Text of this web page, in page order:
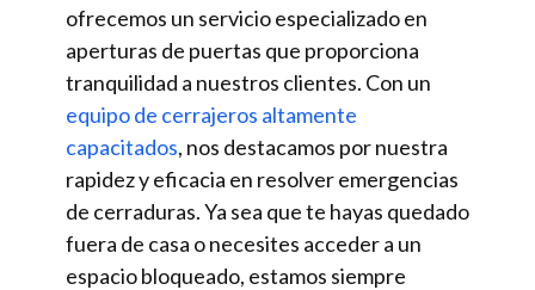
ofrecemos un servicio especializado en
aperturas de puertas que proporciona
tranquilidad a nuestros clientes. Con un
equipo de cerrajeros altamente
capacitados, nos destacamos por nuestra
rapidez y eficacia en resolver emergencias
de cerraduras. Ya sea que te hayas quedado
fuera de casa o necesites acceder a un
espacio bloqueado, estamos siempre